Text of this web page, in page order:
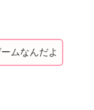
ムなんだよ